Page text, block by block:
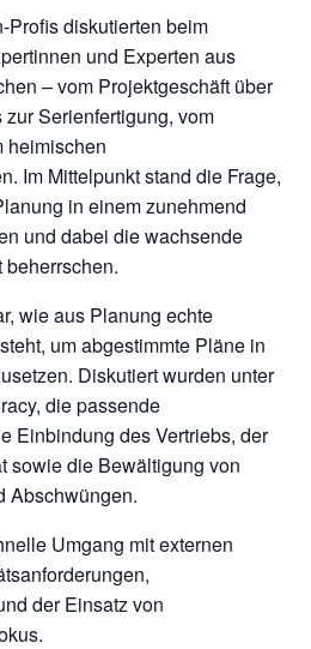
diskutierten beim
und Experten aus
– vom Projektgeschäft über
Serienfertigung, vom
heimischen
Im Mittelpunkt stand die Frage,
in einem zunehmend
und dabei die wachsende
wie aus Planung echte
um abgestimmte Pläne in
Diskutiert wurden unter
die passende
Einbindung des Vertriebs, der
sowie die Bewältigung von
Abschwüngen.
Umgang mit externen
der Einsatz von